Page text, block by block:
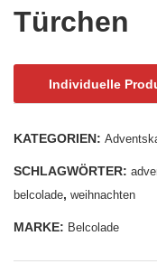
Türchen
Individuelle
KATEGORIEN:
SCHLAGWÖRTER:
belcolade, weihnachten
MARKE: Belcolade